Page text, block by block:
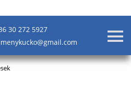
30 272 5927